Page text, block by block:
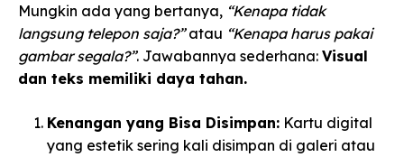
Mungkin ada yang bertanya, “Kenapa tidak
langsung telepon saja?”atau “Kenapa harus pakai
gambar segala?”. Jawabannya sederhana: Visual
dan teks memiliki daya tahan.
Kenangan yang Bisa Disimpan: Kartu digital
yang estetik sering kali disimpan di galeri atau